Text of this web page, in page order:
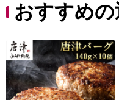
おすすめの